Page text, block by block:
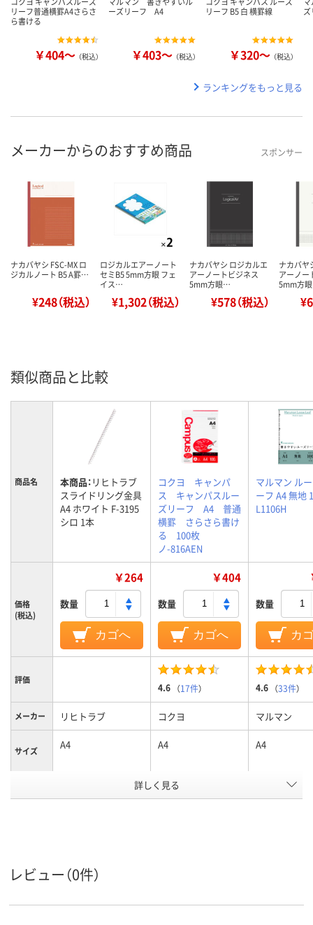
リーフ普通横罫A4さらさ
ら書ける
￥404～ （税込）
ーズリーフ A4
￥403～ （税込）
リーフ B5 白 横罫線
￥320～ （税込）
ランキングをもっと見る
メーカーからのおすすめ商品 スポンサー
ナカバヤシ FSC-MX ロ
ジカルノート B5 A罫…
¥248（税込）
ロジカルエアーノート
セミB5 5mm方眼 フェ
イス…
¥1,302（税込）
ナカバヤシ ロジカルエ
アーノートビジネス
5mm方眼…
¥578（税込）
ナカバヤ
アーノー
5mm方
類似商品と比較
商品名 本商品： リヒトラブ
スライドリング金具
A4 ホワイト F-3195
シロ 1本
コクヨ キャンパ
ス キャンパスルー
ズリーフ A4 普通
横罫 さらさら書け
る 100枚
ノ-816AEN
マルマン ル
ーフ A4 無地
L1106H
価格
(税込)
￥264
数量
カゴへ
￥404
数量
カゴへ
数量
カ
評価
4.6 （17件） 4.6 （33件）
メーカー リヒトラブ コクヨ マルマン
サイズ A4 A4 A4
ループ
ホワイト系
スコア
詳しく見る
レビュー（0件）